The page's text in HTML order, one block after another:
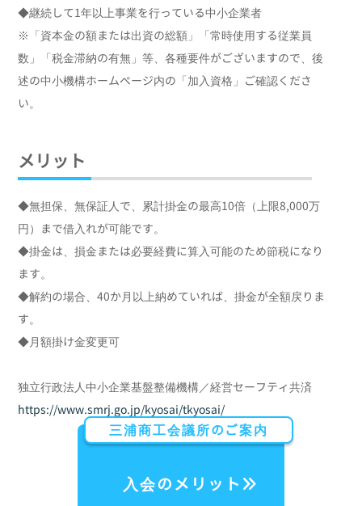
◆継続して1年以上事業を行っている中小企業者
※「資本金の額または出資の総額」「常時使用する従業員
数」「税金滞納の有無」等、各種要件がございますので、後
述の中小機構ホームページ内の「加入資格」ご確認くださ
い。
メリット
◆無担保、無保証人で、累計掛金の最高10倍（上限8,000万
円）まで借入れが可能です。
◆掛金は、損金または必要経費に算入可能のため節税になり
ます。
◆解約の場合、40か月以上納めていれば、掛金が全額戻りま
す。
◆月額掛け金変更可
独立行政法人中小企業基盤整備機構／経営セーフティ共済
https://www.smrj.go.jp/kyosai/tkyosai/
三浦商工会議所のご案内
入会のメリット